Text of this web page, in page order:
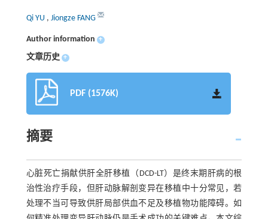
Qi YU , Jiongze FANG
Author information +
文章历史 +
PDF (1576K)
摘要
心脏死亡捐献供肝全肝移植（DCD-LT）是终末期肝病的根
治性治疗手段，但肝动脉解剖变异在移植中十分常见，若
处理不当可导致供肝局部供血不足及移植物功能障碍。如